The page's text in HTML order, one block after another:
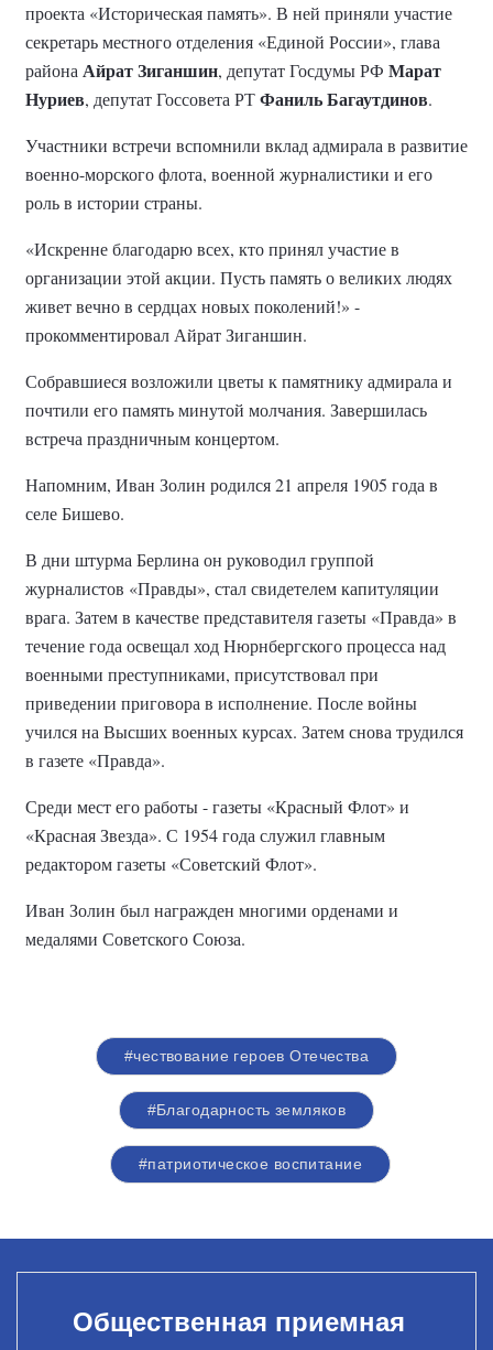
проекта «Историческая память». В ней приняли участие
секретарь местного отделения «Единой России», глава
района Айрат Зиганшин, депутат Госдумы РФ Марат
Нуриев, депутат Госсовета РТФаниль Багаутдинов.
Участники встречи вспомнили вклад адмирала в развитие
военно-морского флота, военной журналистики и его
роль в истории страны.
«Искренне благодарю всех, кто принял участие в
организации этой акции. Пусть память о великих людях
живет вечно в сердцах новых поколений!» -
прокомментировал Айрат Зиганшин.
Собравшиеся возложили цветы к памятнику адмирала и
почтили его память минутой молчания. Завершилась
встреча праздничным концертом.
Напомним, Иван Золин родился 21 апреля 1905 года в
селе Бишево.
В дни штурма Берлина он руководил группой
журналистов «Правды», стал свидетелем капитуляции
врага. Затем в качестве представителя газеты «Правда» в
течение года освещал ход Нюрнбергского процесса над
военными преступниками, присутствовал при
приведении приговора в исполнение. После войны
учился на Высших военных курсах. Затем снова трудился
в газете «Правда».
Среди мест его работы - газеты «Красный Флот» и
«Красная Звезда». С 1954 года служил главным
редактором газеты «Советский Флот».
Иван Золин был награжден многими орденами и
медалями Советского Союза.
#чествование героев Отечества
#Благодарность земляков
#патриотическое воспитание
Общественная приемная